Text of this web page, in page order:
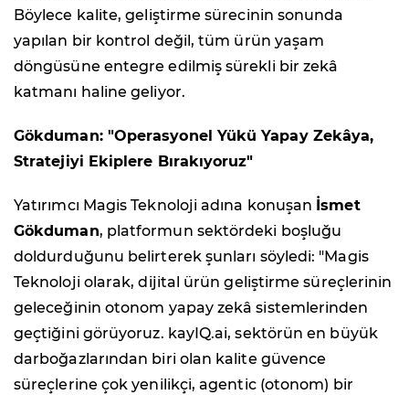
Böylece kalite, geliştirme sürecinin sonunda
yapılan bir kontrol değil, tüm ürün yaşam
döngüsüne entegre edilmiş sürekli bir zekâ
katmanı haline geliyor.
Gökduman: "Operasyonel Yükü Yapay Zekâya,
Stratejiyi Ekiplere Bırakıyoruz"
Yatırımcı Magis Teknoloji adına konuşan İsmet
Gökduman, platformun sektördeki boşluğu
doldurduğunu belirterek şunları söyledi: "Magis
Teknoloji olarak, dijital ürün geliştirme süreçlerinin
geleceğinin otonom yapay zekâ sistemlerinden
geçtiğini görüyoruz. kayIQ.ai, sektörün en büyük
darboğazlarından biri olan kalite güvence
süreçlerine çok yenilikçi, agentic (otonom) bir